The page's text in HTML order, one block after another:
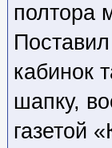
полтора
кабинок
шапку,
газетой